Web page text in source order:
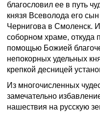
благословил ее в путь
князя Всеволода его
Чернигова в Смоленск.
соборном храме,
помощью Божией
непокорных удельных
крепкой десницей
Из многочисленных
замечательно
нашествия на русскую